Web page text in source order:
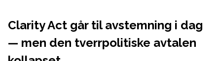
Clarity Act går til avstemning i dag
— men den tverrpolitiske avtalen